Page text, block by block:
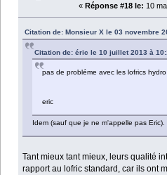
« Réponse #18 le: 10
Citation de: Monsieur X le 03 novembre
Citation de: éric le 10 juillet 2013 à
pas de probléme avec les lofrics
eric
Idem (sauf que je ne m'appelle pas Eric).
Tant mieux tant mieux, leurs qualité
rapport au lofric standard, car ils ont